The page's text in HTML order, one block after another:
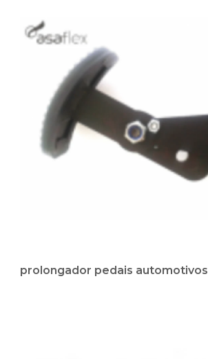
prolongador pedais automotivos